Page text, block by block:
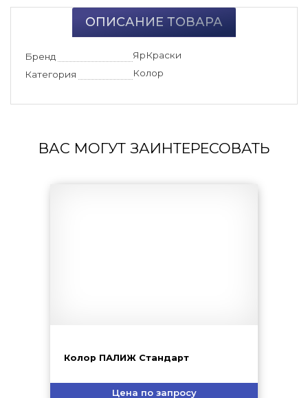
ОПИСАНИЕ ТОВАРА
Бренд
ЯрКраски
Категория
Колор
ВАС МОГУТ ЗАИНТЕРЕСОВАТЬ
Колор ПАЛИЖ Стандарт
Цена по запросу